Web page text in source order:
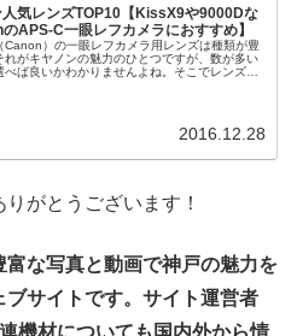
人気レンズTOP10【KissX9や9000Dな
APS-C一眼レフカメラにおすすめ】
Canon）の一眼レフカメラ用レンズは種類が豊
れがキヤノンの魅力のひとつですが、数が多い
べば良いかわかりませんよね。そこでレンズ選
2016.12.28
がとうございます！
富な写真と動画で神戸の魅力を
サイトです。サイト運営者
機材についても国内外から情